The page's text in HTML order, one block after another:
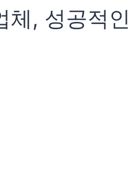
체, 성공적